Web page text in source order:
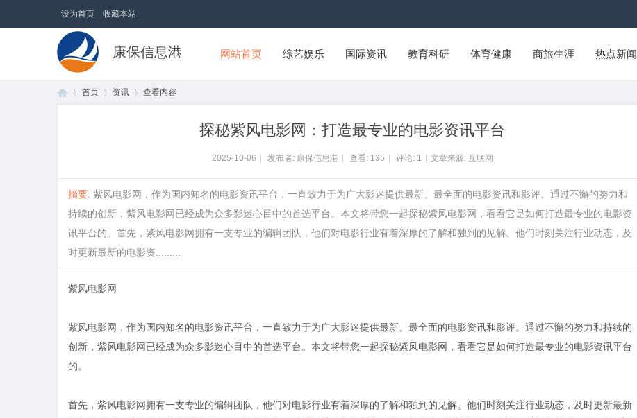
设为首页 收藏本站
康保信息港 网站首页 综艺娱乐 国际资讯 教育科研 体育健康 商旅生涯 热点新闻
首页 资讯 查看内容
探秘紫风电影网：打造最专业的电影资讯平台
2025-10-06 发布者: 康保信息港 查看: 135 评论: 1 文章来源: 互联网
摘要: 紫风电影网，作为国内知名的电影资讯平台，一直致力于为广大影迷提供最新、最全面的电影资讯和影评。通过不懈的努力和
持续的创新，紫风电影网已经成为众多影迷心目中的首选平台。本文将带您一起探秘紫风电影网，看看它是如何打造最专业的电影资
讯平台的。首先，紫风电影网拥有一支专业的编辑团队，他们对电影行业有着深厚的了解和独到的见解。他们时刻关注行业动态，及
时更新最新的电影资.........
紫风电影网
紫风电影网，作为国内知名的电影资讯平台，一直致力于为广大影迷提供最新、最全面的电影资讯和影评。通过不懈的努力和持续的
创新，紫风电影网已经成为众多影迷心目中的首选平台。本文将带您一起探秘紫风电影网，看看它是如何打造最专业的电影资讯平台
的。
首先，紫风电影网拥有一支专业的编辑团队，他们对电影行业有着深厚的了解和独到的见解。他们时刻关注行业动态，及时更新最新